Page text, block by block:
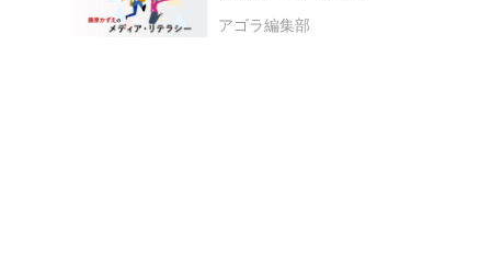
アゴラ編集部